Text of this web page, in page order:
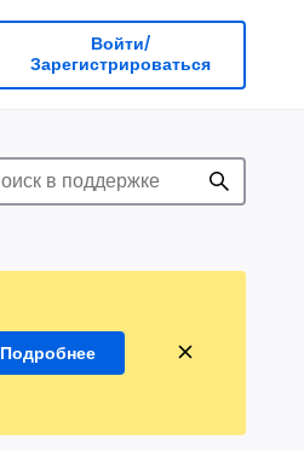
Войти/
Зарегистрироваться
Подробнее